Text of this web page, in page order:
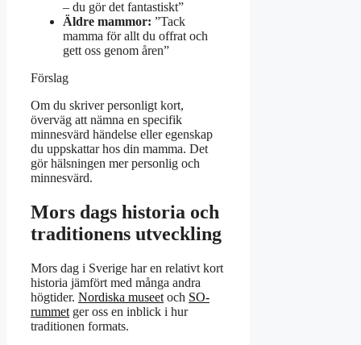
– du gör det fantastiskt”
Äldre mammor: ”Tack
mamma för allt du offrat och
gett oss genom åren”
Förslag
Om du skriver personligt kort,
överväg att nämna en specifik
minnesvärd händelse eller egenskap
du uppskattar hos din mamma. Det
gör hälsningen mer personlig och
minnesvärd.
Mors dags historia och
traditionens utveckling
Mors dag i Sverige har en relativt kort
historia jämfört med många andra
högtider. Nordiska museet och SO-
rummet ger oss en inblick i hur
traditionen formats.